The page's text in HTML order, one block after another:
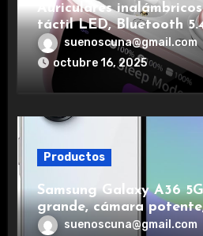
Auriculares
táctil LED, Bluetooth
ruido, impermeables y
suenoscuna@gmail.com
octubre 16, 2025
Productos
Samsung Galaxy A36
grande, cámara
duradera y carga
suenoscuna@gmail.com